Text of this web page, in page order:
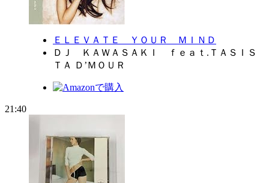
ＥＬＥＶＡＴＥ ＹＯＵＲ ＭＩＮＤ
ＤＪ ＫＡＷＡＳＡＫＩ ｆｅａｔ.ＴＡＳＩＳ
ＴＡ Ｄ’ＭＯＵＲ
21:40